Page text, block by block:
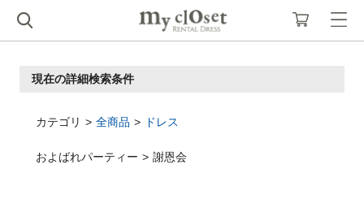
現在の詳細検索条件
カテゴリ 全商品 ドレス
およばれパーティー 謝恩会